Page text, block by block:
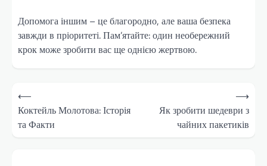
Допомога іншим – це благородно, але ваша безпека
завжди в пріоритеті. Пам’ятайте: один необережний
крок може зробити вас ще однією жертвою.
Навігація
записів
⟵
Коктейль Молотова: Історія
та Факти
Як зробити шедеври з
чайних пакетиків
⟶